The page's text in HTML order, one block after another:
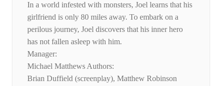
In a world infested with monsters, Joel learns that his
girlfriend is only 80 miles away. To embark on a
perilous journey, Joel discovers that his inner hero
has not fallen asleep with him.
Manager:
Michael Matthews Authors:
Brian Duffield (screenplay), Matthew Robinson